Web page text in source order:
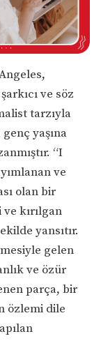
ve söz
tarzıyla
yaşına
“I
ve
olan bir
ve kırılgan
yansıtır.
gelen
ve özür
parça, bir
özlemi dile